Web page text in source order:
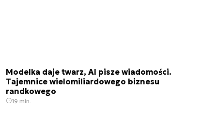
Modelka daje twarz, AI pisze wiadomości.
Tajemnice wielomiliardowego biznesu
randkowego
19 min.